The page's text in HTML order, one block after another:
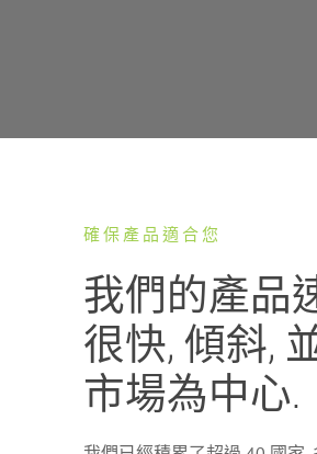
確保產品適合您
我們的產品
很快, 傾斜,
市場為中心.